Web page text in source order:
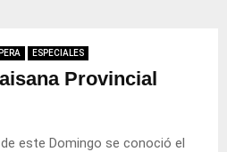
ESPECIALES
Provincial
este Domingo se conoció el